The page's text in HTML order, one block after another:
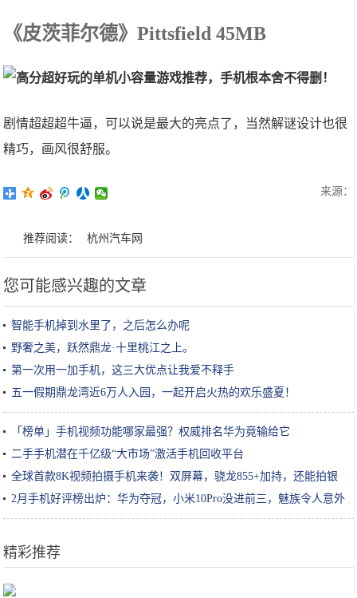
《皮茨菲尔德》Pittsfield 45MB
剧情超超超牛逼，可以说是最大的亮点了，当然解谜设计也很
精巧，画风很舒服。
来源：
推荐阅读： 杭州汽车网
您可能感兴趣的文章
智能手机掉到水里了，之后怎么办呢
野奢之美，跃然鼎龙·十里桃江之上。
第一次用一加手机，这三大优点让我爱不释手
五一假期鼎龙湾近6万人入园，一起开启火热的欢乐盛夏！
「榜单」手机视频功能哪家最强？权威排名华为竟输给它
二手手机潜在千亿级“大市场”激活手机回收平台
全球首款8K视频拍摄手机来袭！双屏幕，骁龙855+加持，还能拍银
河
2月手机好评榜出炉：华为夺冠，小米10Pro没进前三，魅族令人意外
精彩推荐
秋天护肤攻略，这些必备水乳就差你没有了！唤醒肌肤活力只需4步